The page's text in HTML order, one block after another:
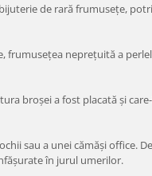
de rară frumuseţe,
frumuseţea nepreţuită a
broşei a fost placată şi
sau a unei cămăşi office.
în jurul umerilor.